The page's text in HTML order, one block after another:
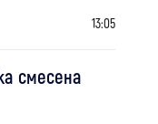
13:05
смесена